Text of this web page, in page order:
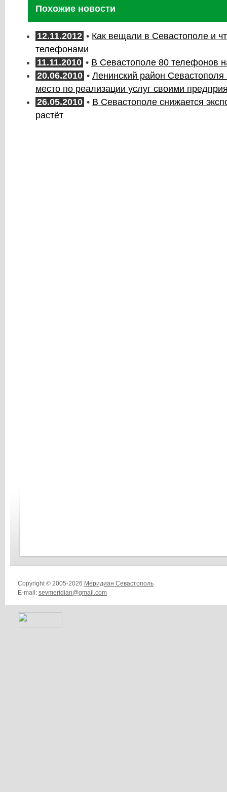
Похожие новости
12.11.2012 • Как вещали в Севастополе и
телефонами
11.11.2010 • В Севастополе 80 телефонов
20.06.2010 • Ленинский район Севастополя
место по реализации услуг своими
26.05.2010 • В Севастополе снижается
растёт
Copyright © 2005-2026 Меридиан Севастополь
E-mail: sevmeridian@gmail.com